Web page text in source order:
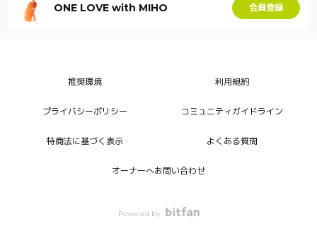
ONE LOVE with MIHO 会員登録
推奨環境 利用規約
プライバシーポリシー コミュニティガイドライン
特商法に基づく表示 よくある質問
オーナーへお問い合わせ
Powered by